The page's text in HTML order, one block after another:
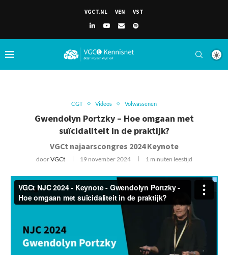
VGCT.NL VEN VST
CGT Videos Volwassenen
Gwendolyn Portzky – Hoe omgaan met
suïcidaliteit in de praktijk?
VGCt najaarscongres 2024 Keynote
doorVGCt 19 november 2024 1 minuten leestijd